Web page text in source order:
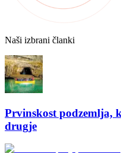
Naši izbrani članki
Prvinskost podzemlja,
drugje